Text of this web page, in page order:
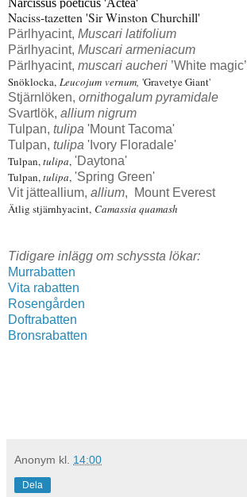
Naciss-tazetten 'Sir Winston Churchill'
Pärlhyacint, Muscari latifolium
Pärlhyacint, Muscari armeniacum
Pärlhyacint, muscari aucheri ’White magic’
Snöklocka, Leucojum vernum, 'Gravetye Giant'
Stjärnlöken, ornithogalum pyramidale
Svartlök, allium nigrum
Tulpan, tulipa 'Mount Tacoma'
Tulpan, tulipa 'Ivory Floradale'
Tulpan,tulipa, 'Daytona'
Tulpan,tulipa, 'Spring Green'
Vit jätteallium, allium, Mount Everest
Ätlig stjärnhyacint, Camassia quamash
Tidigare inlägg om schyssta lökar:
Murrabatten
Vita rabatten
Rosengården
Doftrabatten
Bronsrabatten
Anonym kl. 14:00
Dela